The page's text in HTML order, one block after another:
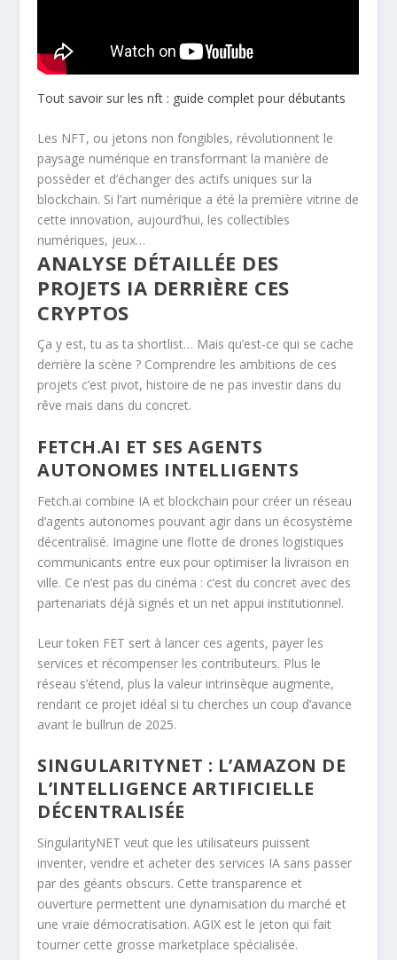
Tout savoir sur les nft : guide complet pour débutants
Les NFT, ou jetons non fongibles, révolutionnent le
paysage numérique en transformant la manière de
posséder et d’échanger des actifs uniques sur la
blockchain. Si l’art numérique a été la première vitrine de
cette innovation, aujourd’hui, les collectibles
numériques, jeux…
ANALYSE DÉTAILLÉE DES
PROJETS IA DERRIÈRE CES
CRYPTOS
Ça y est, tu as ta shortlist… Mais qu’est-ce qui se cache
derrière la scène ? Comprendre les ambitions de ces
projets c’est pivot, histoire de ne pas investir dans du
rêve mais dans du concret.
FETCH.AI ET SES AGENTS
AUTONOMES INTELLIGENTS
Fetch.ai combine IA et blockchain pour créer un réseau
d’agents autonomes pouvant agir dans un écosystème
décentralisé. Imagine une flotte de drones logistiques
communicants entre eux pour optimiser la livraison en
ville. Ce n’est pas du cinéma : c’est du concret avec des
partenariats déjà signés et un net appui institutionnel.
Leur token FET sert à lancer ces agents, payer les
services et récompenser les contributeurs. Plus le
réseau s’étend, plus la valeur intrinsèque augmente,
rendant ce projet idéal si tu cherches un coup d’avance
avant le bullrun de 2025.
SINGULARITYNET : L’AMAZON DE
L’INTELLIGENCE ARTIFICIELLE
DÉCENTRALISÉE
SingularityNET veut que les utilisateurs puissent
inventer, vendre et acheter des services IA sans passer
par des géants obscurs. Cette transparence et
ouverture permettent une dynamisation du marché et
une vraie démocratisation. AGIX est le jeton qui fait
tourner cette grosse marketplace spécialisée.